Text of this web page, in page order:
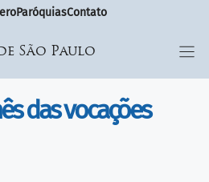
ParóquiasContato
São Paulo
das vocações